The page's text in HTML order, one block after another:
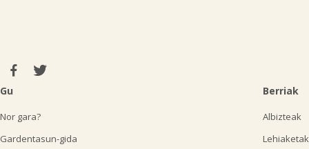
Gu
Nor gara?
Gardentasun-gida
Berriak
Albizteak
Lehiaketak